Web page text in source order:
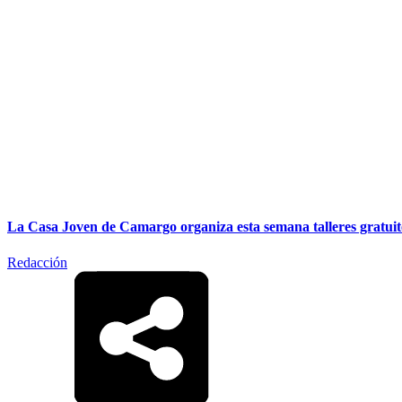
La Casa Joven de Camargo organiza esta semana talleres
Redacción